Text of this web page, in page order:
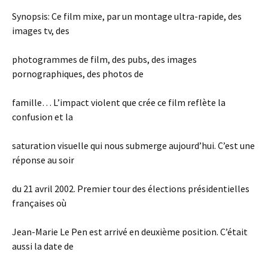
Synopsis: Ce film mixe, par un montage ultra-rapide, des
images tv, des
photogrammes de film, des pubs, des images
pornographiques, des photos de
famille… L’impact violent que crée ce film reflète la
confusion et la
saturation visuelle qui nous submerge aujourd’hui. C’est une
réponse au soir
du 21 avril 2002. Premier tour des élections présidentielles
françaises où
Jean-Marie Le Pen est arrivé en deuxième position. C’était
aussi la date de